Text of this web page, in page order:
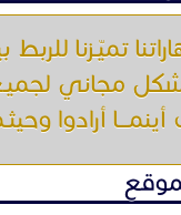
تميّـزنا للربط
مجاني
أرادوا